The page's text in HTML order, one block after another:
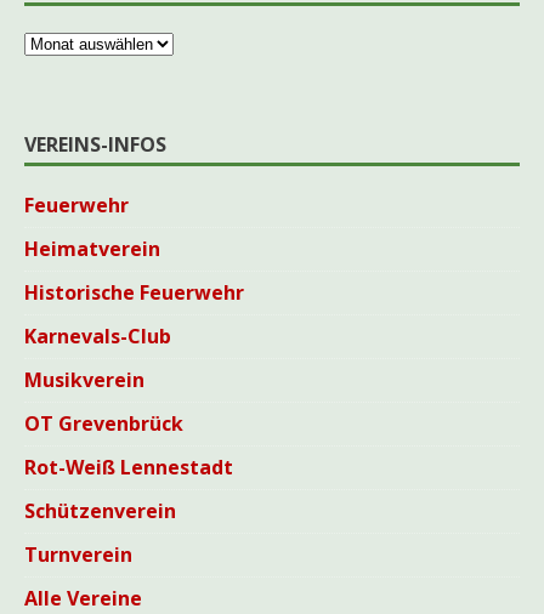
VEREINS-INFOS
Feuerwehr
Heimatverein
Historische Feuerwehr
Karnevals-Club
Musikverein
OT Grevenbrück
Rot-Weiß Lennestadt
Schützenverein
Turnverein
Alle Vereine